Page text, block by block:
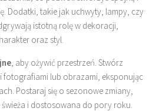
Dodatki, takie jak uchwyty, lampy, czy
istotną rolę w dekoracji,
oraz styl.
, aby ożywić przestrzeń. Stwórz
fotografiami lub obrazami, eksponując
Postaraj się o sezonowe zmiany,
świeża i dostosowana do pory roku.